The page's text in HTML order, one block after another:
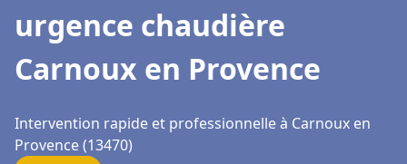
urgence chaudière
Carnoux en Provence
Intervention rapide et professionnelle à Carnoux en
Provence (13470)